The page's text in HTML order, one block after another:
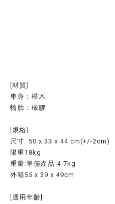
[材質]
車身：樺木
輪胎：橡膠
[規格]
尺寸: 50 x 33 x 44 cm(+/-2cm)
限重18kg
重量:單僅產品 4.7kg
外箱55 x 39 x 49cm
[適用年齡]